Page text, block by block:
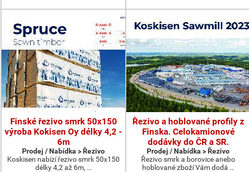
Finské řezivo smrk 50x150
výroba Kokisen Oy délky 4,2 -
6m
Prodej / Nabídka > Řezivo
Koskisen nabízí řezivo smrk 50x150
délky 4,2 až 6m, …
Řezivo a hoblované profily z
Finska. Celokamionové
dodávky do ČR a SR.
Prodej / Nabídka > Řezivo
Řezivo smrk a borovice anebo
hoblované zboží Vám dodá …